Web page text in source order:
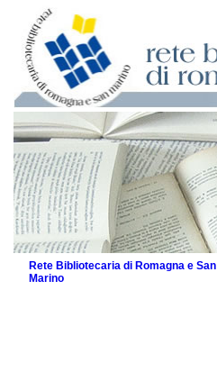
Rete Bibliotecaria di Romagna e San
Marino